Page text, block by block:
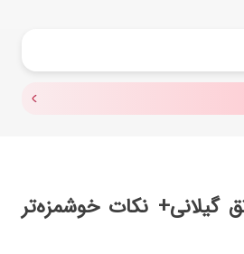
گیلانی+ نکات خوشمزه‌تر